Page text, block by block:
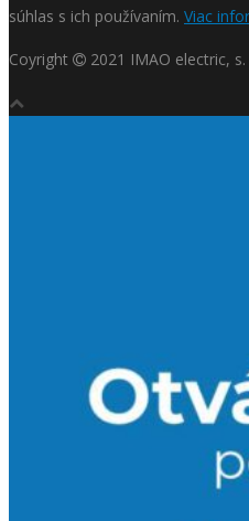
súhlas s ich používaním. Viac
Coyright 2021 IMAO electric,